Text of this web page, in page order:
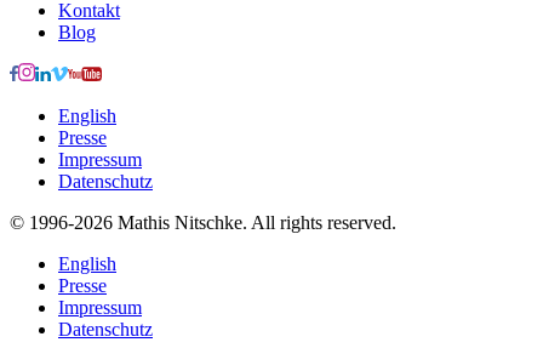
Kontakt
Blog
English
Presse
Impressum
Datenschutz
© 1996-2026 Mathis Nitschke. All rights reserved.
English
Presse
Impressum
Datenschutz